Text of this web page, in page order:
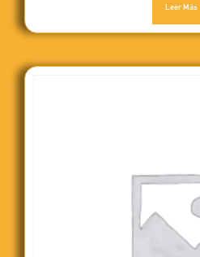
Leer Más